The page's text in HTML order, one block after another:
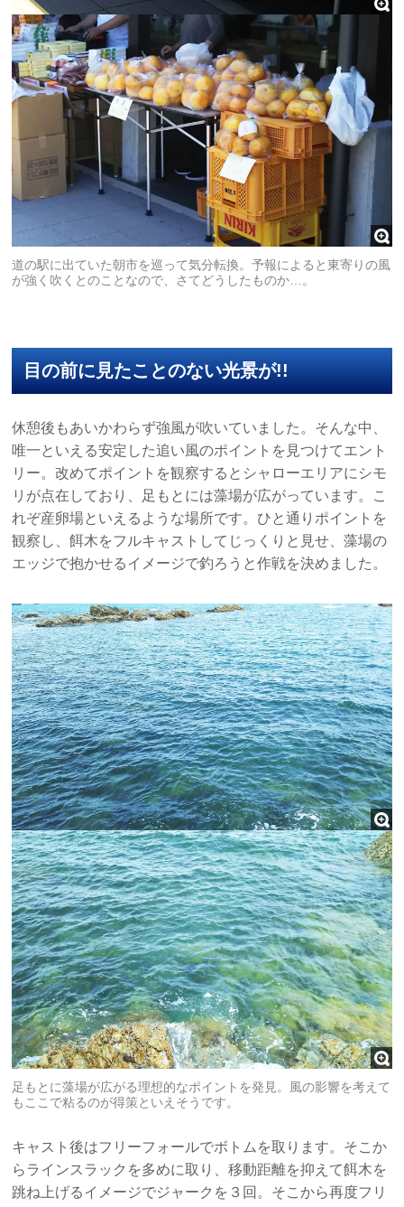
道の駅に出ていた朝市を巡って気分転換。予報によると東寄りの風
が強く吹くとのことなので、さてどうしたものか…。
目の前に見たことのない光景が!!
休憩後もあいかわらず強風が吹いていました。そんな中、
唯一といえる安定した追い風のポイントを見つけてエント
リー。改めてポイントを観察するとシャローエリアにシモ
リが点在しており、足もとには藻場が広がっています。こ
れぞ産卵場といえるような場所です。ひと通りポイントを
観察し、餌木をフルキャストしてじっくりと見せ、藻場の
エッジで抱かせるイメージで釣ろうと作戦を決めました。
足もとに藻場が広がる理想的なポイントを発見。風の影響を考えて
もここで粘るのが得策といえそうです。
キャスト後はフリーフォールでボトムを取ります。そこか
らラインスラックを多めに取り、移動距離を抑えて餌木を
跳ね上げるイメージでジャークを３回。そこから再度フリ